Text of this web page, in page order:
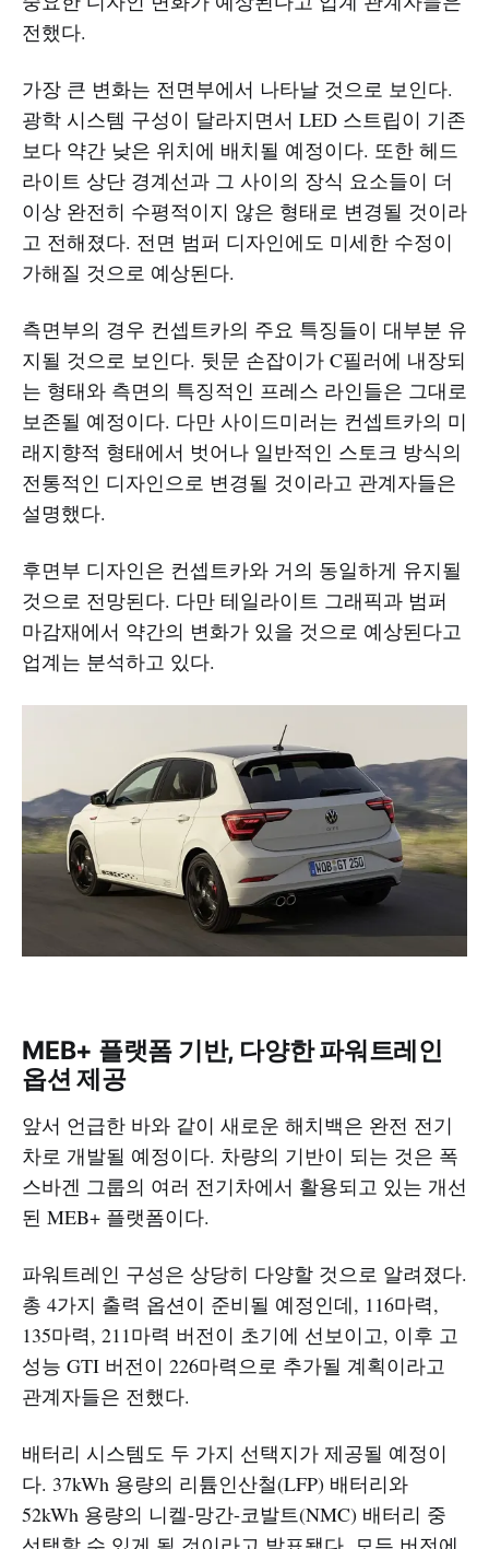
전했다.
가장 큰 변화는 전면부에서 나타날 것으로 보인다.
광학 시스템 구성이 달라지면서 LED 스트립이 기존
보다 약간 낮은 위치에 배치될 예정이다. 또한 헤드
라이트 상단 경계선과 그 사이의 장식 요소들이 더
이상 완전히 수평적이지 않은 형태로 변경될 것이라
고 전해졌다. 전면 범퍼 디자인에도 미세한 수정이
가해질 것으로 예상된다.
측면부의 경우 컨셉트카의 주요 특징들이 대부분 유
지될 것으로 보인다. 뒷문 손잡이가 C필러에 내장되
는 형태와 측면의 특징적인 프레스 라인들은 그대로
보존될 예정이다. 다만 사이드미러는 컨셉트카의 미
래지향적 형태에서 벗어나 일반적인 스토크 방식의
전통적인 디자인으로 변경될 것이라고 관계자들은
설명했다.
후면부 디자인은 컨셉트카와 거의 동일하게 유지될
것으로 전망된다. 다만 테일라이트 그래픽과 범퍼
마감재에서 약간의 변화가 있을 것으로 예상된다고
업계는 분석하고 있다.
MEB+ 플랫폼 기반, 다양한 파워트레인
옵션 제공
앞서 언급한 바와 같이 새로운 해치백은 완전 전기
차로 개발될 예정이다. 차량의 기반이 되는 것은 폭
스바겐 그룹의 여러 전기차에서 활용되고 있는 개선
된 MEB+ 플랫폼이다.
파워트레인 구성은 상당히 다양할 것으로 알려졌다.
총 4가지 출력 옵션이 준비될 예정인데, 116마력,
135마력, 211마력 버전이 초기에 선보이고, 이후 고
성능 GTI 버전이 226마력으로 추가될 계획이라고
관계자들은 전했다.
배터리 시스템도 두 가지 선택지가 제공될 예정이
다. 37kWh 용량의 리튬인산철(LFP) 배터리와
52kWh 용량의 니켈-망간-코발트(NMC) 배터리 중